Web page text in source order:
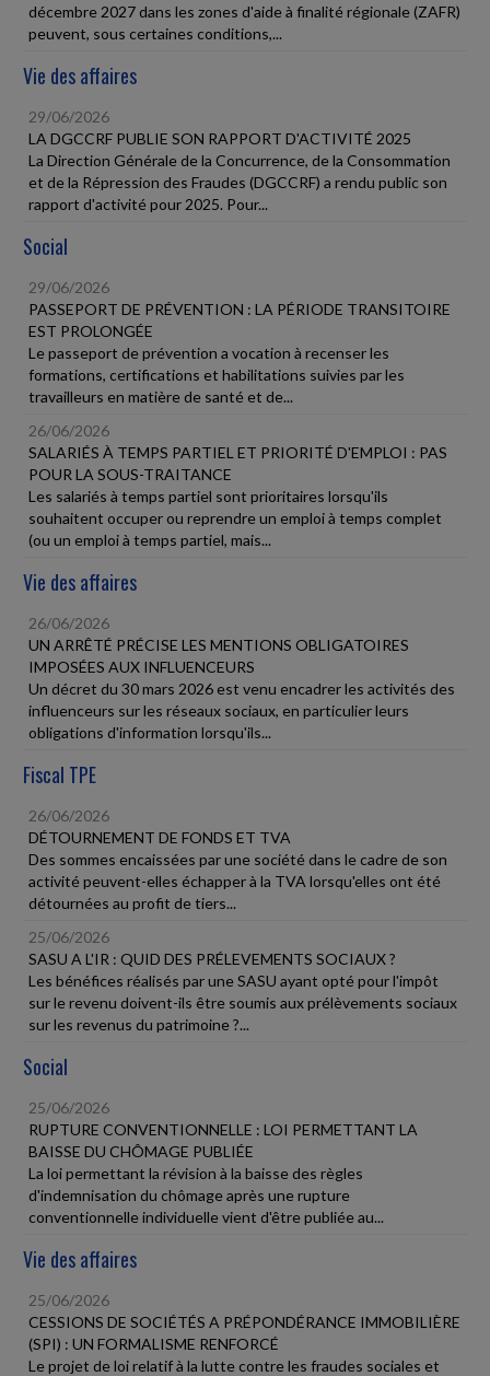
décembre 2027 dans les zones d'aide à finalité régionale (ZAFR)
peuvent, sous certaines conditions,...
Vie des affaires
29/06/2026
LA DGCCRF PUBLIE SON RAPPORT D'ACTIVITÉ 2025
La Direction Générale de la Concurrence, de la Consommation
et de la Répression des Fraudes (DGCCRF) a rendu public son
rapport d'activité pour 2025. Pour...
Social
29/06/2026
PASSEPORT DE PRÉVENTION : LA PÉRIODE TRANSITOIRE
EST PROLONGÉE
Le passeport de prévention a vocation à recenser les
formations, certifications et habilitations suivies par les
travailleurs en matière de santé et de...
26/06/2026
SALARIÉS À TEMPS PARTIEL ET PRIORITÉ D'EMPLOI : PAS
POUR LA SOUS-TRAITANCE
Les salariés à temps partiel sont prioritaires lorsqu'ils
souhaitent occuper ou reprendre un emploi à temps complet
(ou un emploi à temps partiel, mais...
Vie des affaires
26/06/2026
UN ARRÊTÉ PRÉCISE LES MENTIONS OBLIGATOIRES
IMPOSÉES AUX INFLUENCEURS
Un décret du 30 mars 2026 est venu encadrer les activités des
influenceurs sur les réseaux sociaux, en particulier leurs
obligations d'information lorsqu'ils...
Fiscal TPE
26/06/2026
DÉTOURNEMENT DE FONDS ET TVA
Des sommes encaissées par une société dans le cadre de son
activité peuvent-elles échapper à la TVA lorsqu'elles ont été
détournées au profit de tiers...
25/06/2026
SASU A L'IR : QUID DES PRÉLEVEMENTS SOCIAUX ?
Les bénéfices réalisés par une SASU ayant opté pour l'impôt
sur le revenu doivent-ils être soumis aux prélèvements sociaux
sur les revenus du patrimoine ?...
Social
25/06/2026
RUPTURE CONVENTIONNELLE : LOI PERMETTANT LA
BAISSE DU CHÔMAGE PUBLIÉE
La loi permettant la révision à la baisse des règles
d'indemnisation du chômage après une rupture
conventionnelle individuelle vient d'être publiée au...
Vie des affaires
25/06/2026
CESSIONS DE SOCIÉTÉS A PRÉPONDÉRANCE IMMOBILIÈRE
(SPI) : UN FORMALISME RENFORCÉ
Le projet de loi relatif à la lutte contre les fraudes sociales et